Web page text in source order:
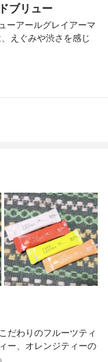
ブリュー
ーアールグレイアーマ
えぐみや渋さを感じ
だわりのフルーツティ
ー、オレンジティーの